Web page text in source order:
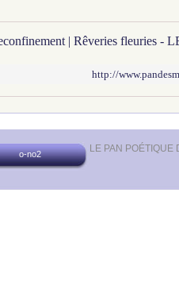
http://
LE PAN POÉTIQUE
o-no2